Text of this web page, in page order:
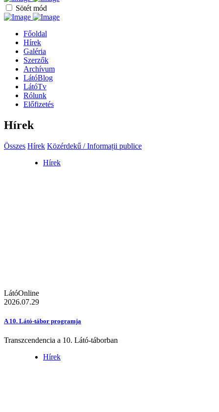
Sötét mód
Főoldal
Hírek
Galéria
Szerzők
Archívum
LátóBlog
LátóTv
Rólunk
Előfizetés
Hírek
Összes Hírek Közérdekű / Informații publice
Hírek
LátóOnline
2026.07.29
A 10. Látó-tábor programja
Transzcendencia a 10. Látó-táborban
Hírek